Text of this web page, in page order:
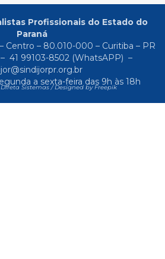
Profissionais do Estado do
Paraná
Centro – 80.010-000 – Curitiba – PR
– 41 99103-8502(WhatsAPP) –
a sexta-feira das 9h às 18h
Sistemas /Designed by Freepik